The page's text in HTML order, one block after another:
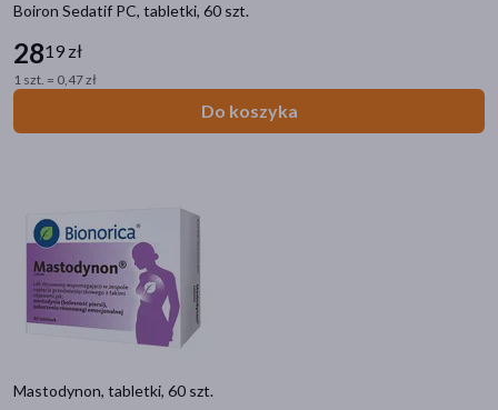
Boiron Sedatif PC, tabletki, 60 szt.
2819 zł
1 szt. = 0,47 zł
Do koszyka
Mastodynon, tabletki, 60 szt.